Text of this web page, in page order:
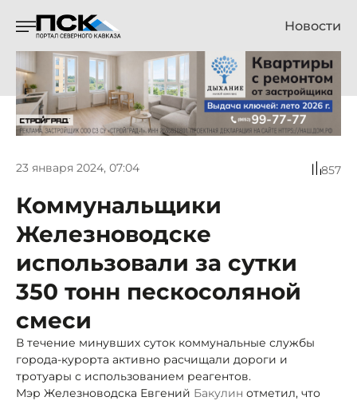
Новости
23 января 2024, 07:04 857
Коммунальщики
Железноводске
использовали за сутки
350 тонн пескосоляной
смеси
В течение минувших суток коммунальные службы
города-курорта активно расчищали дороги и
тротуары с использованием реагентов.
Мэр Железноводска Евгений Бакулин отметил, что